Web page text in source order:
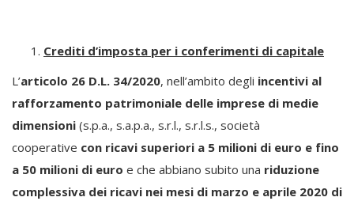
Crediti d’imposta per i conferimenti di capitale
L’articolo 26 D.L. 34/2020, nell’ambito degli incentivi al
rafforzamento patrimoniale delle imprese di medie
dimensioni (s.p.a., s.a.p.a., s.r.l., s.r.l.s., società
cooperative con ricavi superiori a 5 milioni di euro e fino
a 50 milioni di euro e che abbiano subito una riduzione
complessiva dei ricavi nei mesi di marzo e aprile 2020 di